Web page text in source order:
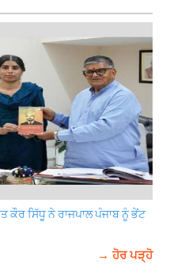
ਕੌਰ ਸਿੱਧੂ ਨੇ ਰਾਜਪਾਲ ਪੰਜਾਬ ਨੂੰ ਭੇਂਟ
→ ਹੋਰ ਪੜ੍ਹੋ